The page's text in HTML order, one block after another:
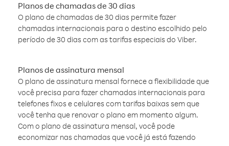
Planos de chamadas de 30 dias
O plano de chamadas de 30 dias permite fazer
chamadas internacionais para o destino escolhido pelo
período de 30 dias com as tarifas especiais do Viber.
Planos de assinatura mensal
O plano de assinatura mensal fornece a flexibilidade que
você precisa para fazer chamadas internacionais para
telefones fixos e celulares com tarifas baixas sem que
você tenha que renovar o plano em momento algum.
Com o plano de assinatura mensal, você pode
economizar nas chamadas que você já está fazendo